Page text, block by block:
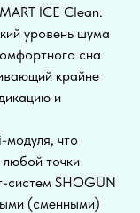
ICE Clean.
уровень шума
сна
крайне
и
модуля, что
любой точки
систем SHOGUN
(сменными)